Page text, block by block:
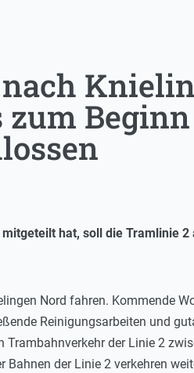
hat, soll die Tramlinie
Nord fahren. Kommende
Reinigungsarbeiten und
der Linie 2
der Linie 2 verkehren